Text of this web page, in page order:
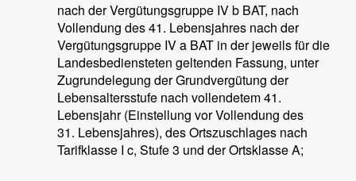
nach der Vergütungsgruppe IV b BAT, nach
Vollendung des 41. Lebensjahres nach der
Vergütungsgruppe IV a BAT in der jeweils für die
Landesbediensteten geltenden Fassung, unter
Zugrundelegung der Grundvergütung der
Lebensaltersstufe nach vollendetem 41.
Lebensjahr (Einstellung vor Vollendung des
31. Lebensjahres), des Ortszuschlages nach
Tarifklasse I c, Stufe 3 und der Ortsklasse A;